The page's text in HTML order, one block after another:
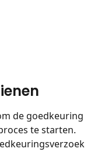
de goedkeuring
te starten.